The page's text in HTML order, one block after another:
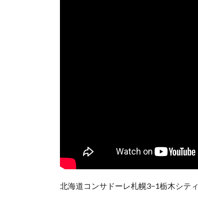
北海道コンサドーレ札幌3−1栃木シティ